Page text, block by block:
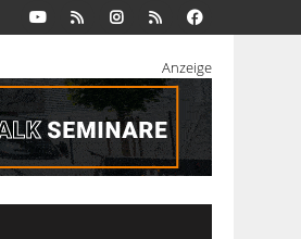
Anzeige